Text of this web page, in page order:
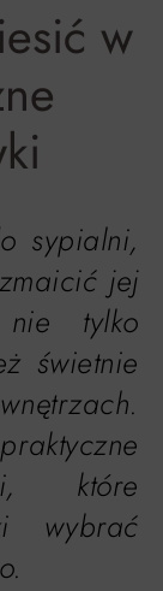
w
sypialni,
jej
tylko
świetnie
które
wybrać